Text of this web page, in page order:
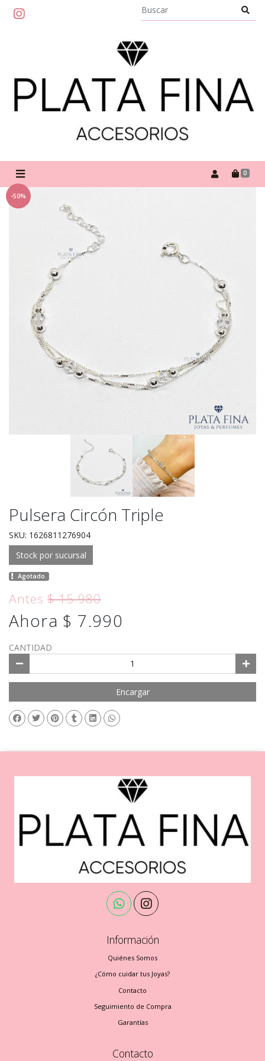
0
-50%
Pulsera Circón Triple
SKU: 1626811276904
Stock por sucursal
Agotado.
Antes$ 15.980
Ahora $ 7.990
CANTIDAD
Encargar
Información
Quiénes Somos
¿Cómo cuidar tus Joyas?
Contacto
Seguimiento de Compra
Garantías
Contacto